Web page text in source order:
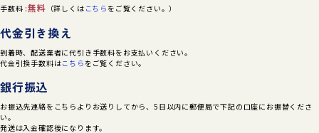
手数料 :無料 （詳しくは こちら をご覧ください。）
代金引き換え
到着時、配送業者に代引き手数料をお支払いください。
代金引換手数料はこちら をご覧ください。
銀行振込
お振込先連絡をこちらよりお送りしてから、5日以内に郵便局で下記の口座にお振替くださ
い。
発送は入金確認後になります。